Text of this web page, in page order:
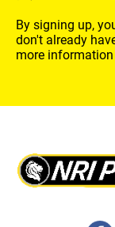
By signing up,
don't already
more